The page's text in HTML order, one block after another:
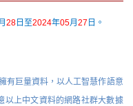
28 日至2024年05月27 日。
有巨量資料 ，以人工智慧作語意
以上中文資料的網路社群大數據